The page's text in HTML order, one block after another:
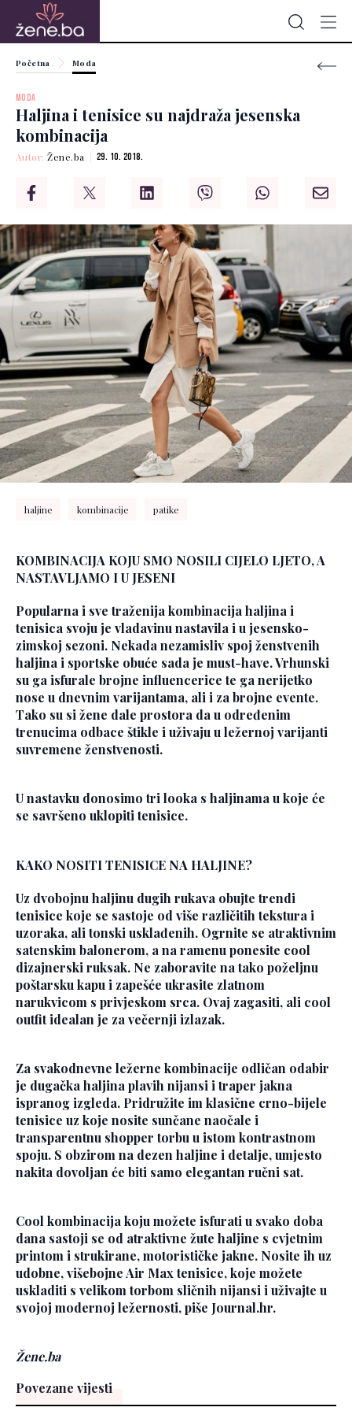
Početna Moda
MODA
Haljina i tenisice su najdraža jesenska
kombinacija
Autor:Žene.ba 29. 10. 2018.
haljine kombinacije patike
KOMBINACIJA KOJU SMO NOSILI CIJELO LJETO, A
NASTAVLJAMO I U JESENI
Popularna i sve traženija kombinacija haljina i
tenisica svoju je vladavinu nastavila i u jesensko-
zimskoj sezoni. Nekada nezamisliv spoj ženstvenih
haljina i sportske obuće sada je must-have. Vrhunski
su ga isfurale brojne influencerice te ga nerijetko
nose u dnevnim varijantama, ali i za brojne evente.
Tako su si žene dale prostora da u određenim
trenucima odbace štikle i uživaju u ležernoj varijanti
suvremene ženstvenosti.
U nastavku donosimo tri looka s haljinama u koje će
se savršeno uklopiti tenisice.
KAKO NOSITI TENISICE NA HALJINE?
Uz dvobojnu haljinu dugih rukava obujte trendi
tenisice koje se sastoje od više različitih tekstura i
uzoraka, ali tonski usklađenih. Ogrnite se atraktivnim
satenskim balonerom, a na ramenu ponesite cool
dizajnerski ruksak. Ne zaboravite na tako poželjnu
poštarsku kapu i zapešće ukrasite zlatnom
narukvicom s privjeskom srca. Ovaj zagasiti, ali cool
outfit idealan je za večernji izlazak.
Za svakodnevne ležerne kombinacije odličan odabir
je dugačka haljina plavih nijansi i traper jakna
ispranog izgleda. Pridružite im klasične crno-bijele
tenisice uz koje nosite sunčane naočale i
transparentnu shopper torbu u istom kontrastnom
spoju. S obzirom na dezen haljine i detalje, umjesto
nakita dovoljan će biti samo elegantan ručni sat.
Cool kombinacija koju možete isfurati u svako doba
dana sastoji se od atraktivne žute haljine s cvjetnim
printom i strukirane, motorističke jakne. Nosite ih uz
udobne, višebojne Air Max tenisice, koje možete
uskladiti s velikom torbom sličnih nijansi i uživajte u
svojoj modernoj ležernosti, piše Journal.hr.
Žene.ba
Povezane vijesti